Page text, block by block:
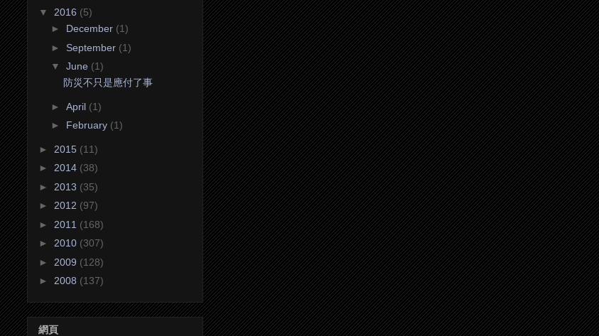
▼ 2016 (5)
► December (1)
► September (1)
▼ June (1)
防災不只是應付了事
► April (1)
► February (1)
► 2015 (11)
► 2014 (38)
► 2013 (35)
► 2012 (97)
► 2011 (168)
► 2010 (307)
► 2009 (128)
► 2008 (137)
網頁